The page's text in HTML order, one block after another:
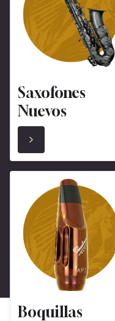
Saxofones
Nuevos
Boquillas